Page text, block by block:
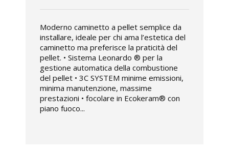
Moderno caminetto a pellet semplice da
installare, ideale per chi ama l’estetica del
caminetto ma preferisce la praticità del
pellet. • Sistema Leonardo ® per la
gestione automatica della combustione
del pellet • 3C SYSTEM minime emissioni,
minima manutenzione, massime
prestazioni • focolare in Ecokeram® con
piano fuoco...